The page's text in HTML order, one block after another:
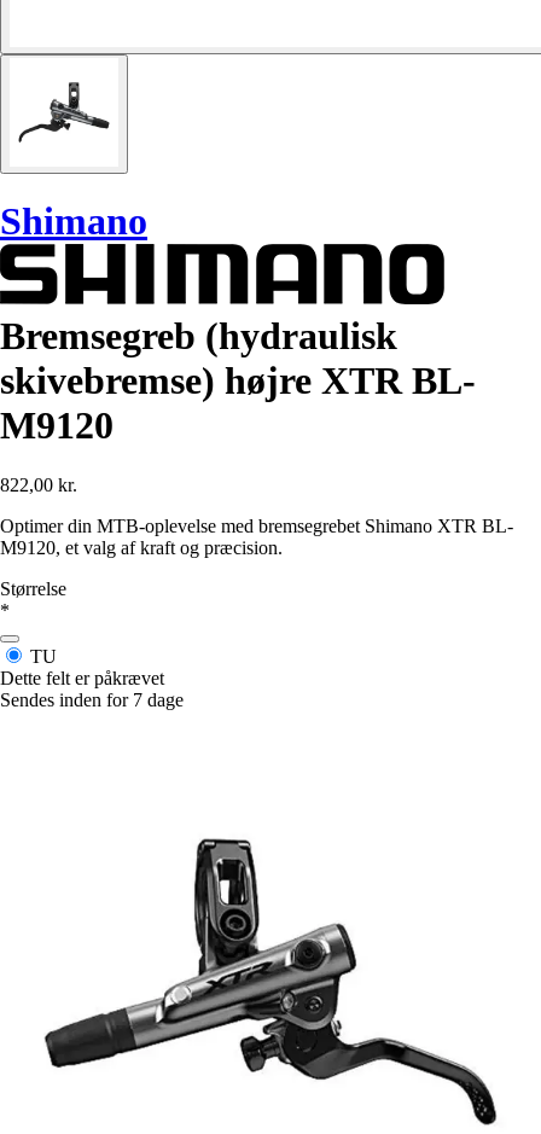
Shimano
Bremsegreb (hydraulisk
skivebremse) højre XTR BL-
M9120
822,00 kr.
Optimer din MTB-oplevelse med bremsegrebet Shimano XTR BL-
M9120, et valg af kraft og præcision.
Størrelse
*
TU
Dette felt er påkrævet
Sendes inden for 7 dage